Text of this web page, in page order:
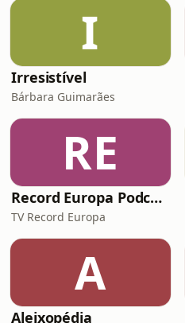
I
Irresistível
Bárbara Guimarães
RE
Record Europa Podcast
TV Record Europa
A
Aleixopédia